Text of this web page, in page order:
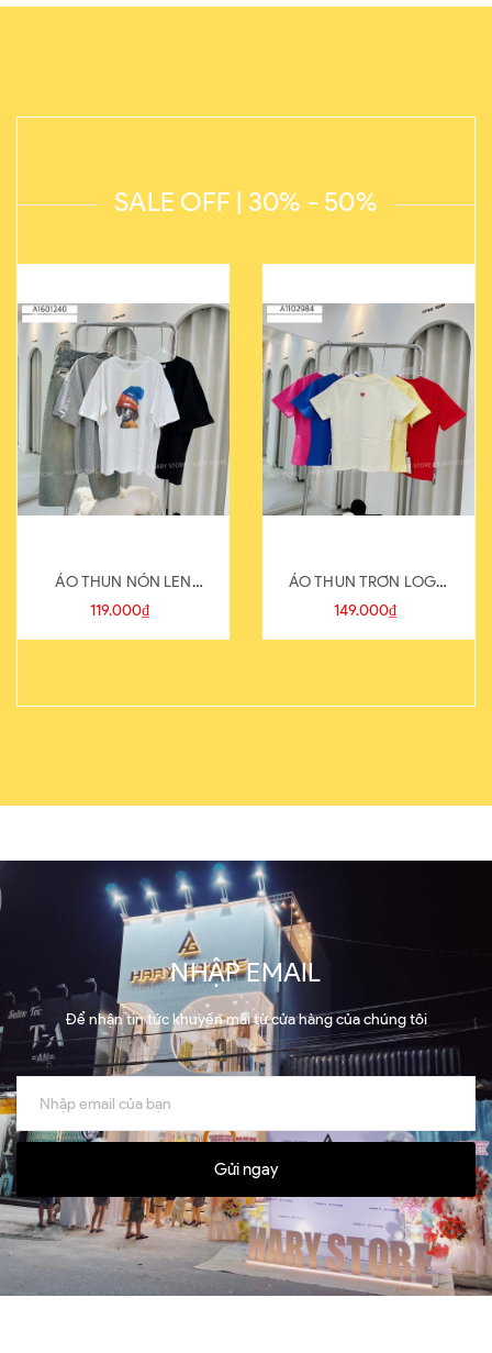
SALE OFF | 30% - 50%
ÁO THUN NÓN LEN
821-1
119.000₫
ÁO THUN TRƠN LOGO
SAU
149.000₫
NHẬP EMAIL
Để nhận tin tức khuyến mãi từ cửa hàng của chúng tôi
Gửi ngay